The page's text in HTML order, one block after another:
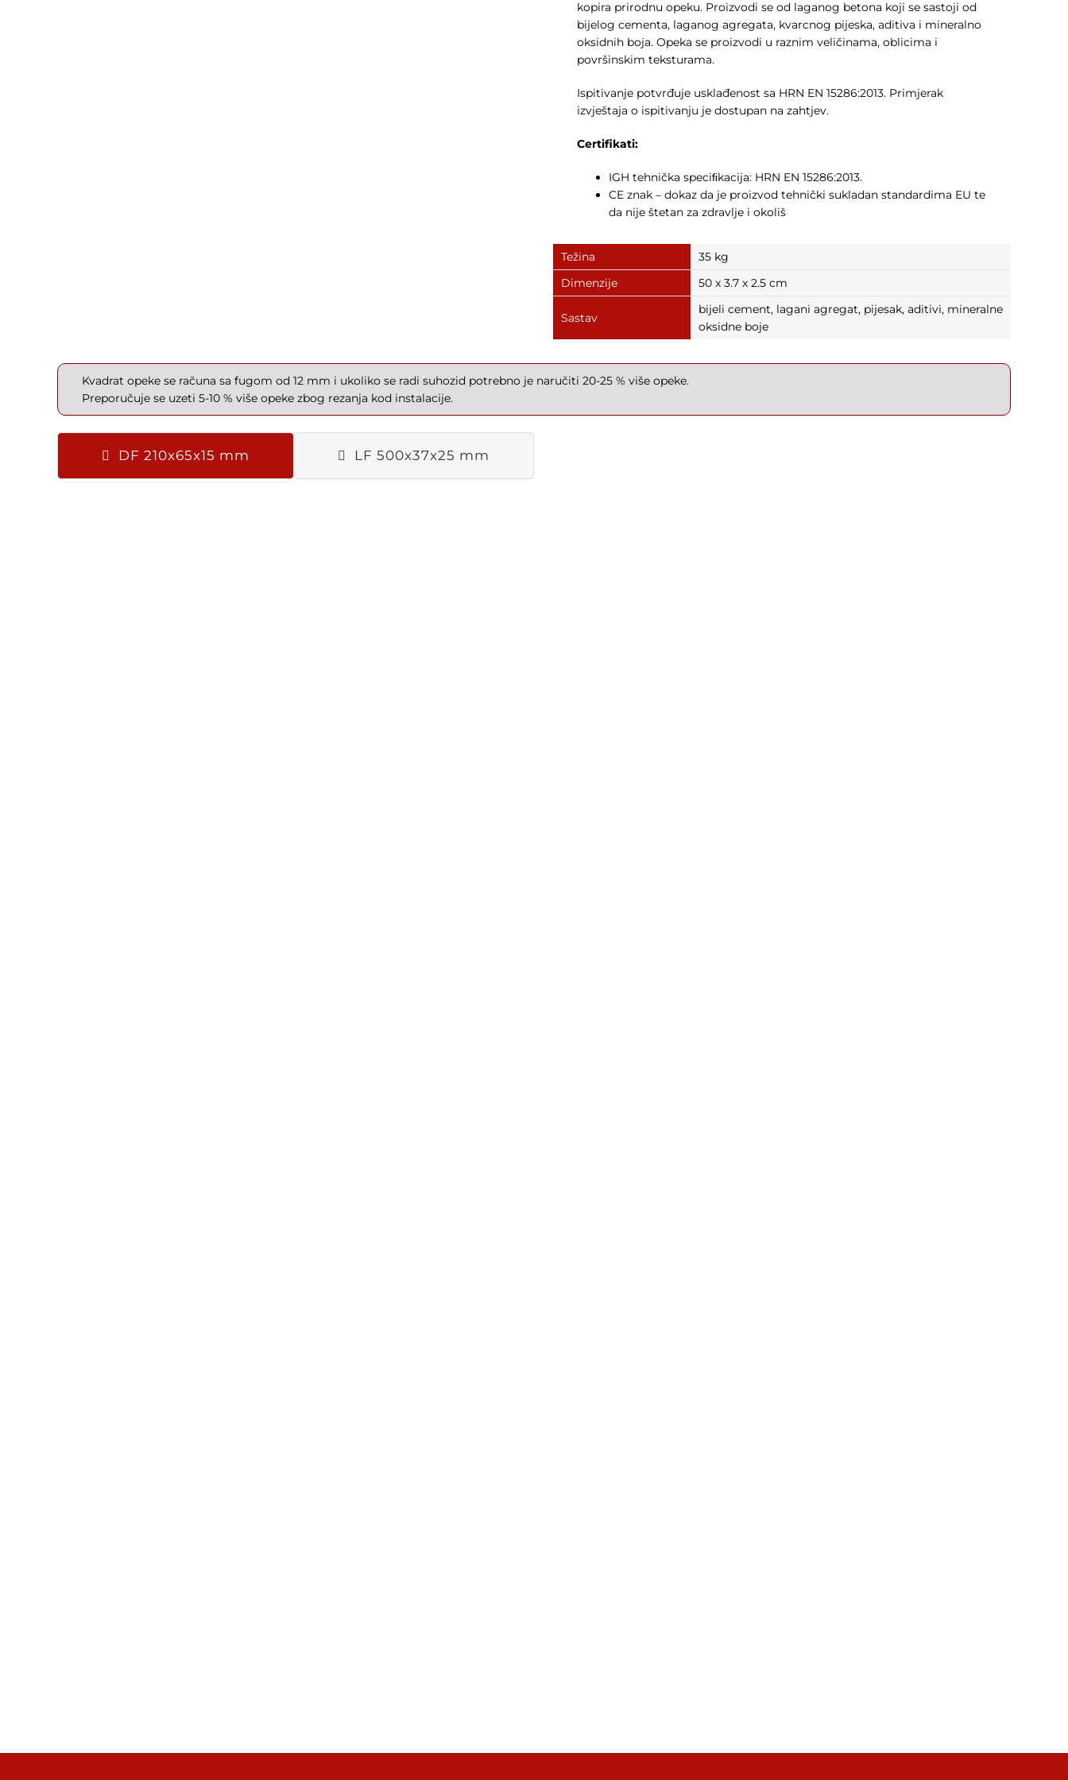
kopira prirodnu opeku. Proizvodi se od laganog betona koji se sastoji od
bijelog cementa, laganog agregata, kvarcnog pijeska, aditiva i mineralno
oksidnih boja. Opeka se proizvodi u raznim veličinama, oblicima i
površinskim teksturama.
Ispitivanje potvrđuje usklađenost sa HRN EN 15286:2013. Primjerak
izvještaja o ispitivanju je dostupan na zahtjev.
Certifikati:
IGH tehnička speciﬁkacija: HRN EN 15286:2013.
CE znak – dokaz da je proizvod tehnički sukladan standardima EU te
da nije štetan za zdravlje i okoliš
Težina
35 kg
Dimenzije
50 x 3.7 x 2.5 cm
Sastav
bijeli cement, lagani agregat, pijesak, aditivi, mineralne
oksidne boje
Kvadrat opeke se računa sa fugom od 12 mm i ukoliko se radi suhozid potrebno je naručiti 20-25 % više opeke.
Preporučuje se uzeti 5-10 % više opeke zbog rezanja kod instalacije.
DF 210x65x15 mm LF 500x37x25 mm